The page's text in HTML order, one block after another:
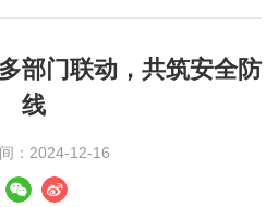
部门联动，共筑安全防
线
：2024-12-16